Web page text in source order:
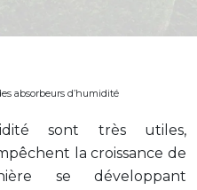
absorbeurs d’humidité
sont très utiles,
la croissance de
se développant